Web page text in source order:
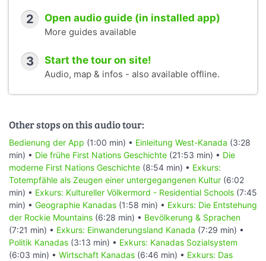
2 Open audio guide (in installed app)
More guides available
3 Start the tour on site!
Audio, map & infos - also available offline.
Other stops on this audio tour:
Bedienung der App (1:00 min) • Einleitung West-Kanada (3:28
min) • Die frühe First Nations Geschichte (21:53 min) • Die
moderne First Nations Geschichte (8:54 min) • Exkurs:
Totempfähle als Zeugen einer untergegangenen Kultur (6:02
min) • Exkurs: Kultureller Völkermord - Residential Schools (7:45
min) • Geographie Kanadas (1:58 min) • Exkurs: Die Entstehung
der Rockie Mountains (6:28 min) • Bevölkerung & Sprachen
(7:21 min) • Exkurs: Einwanderungsland Kanada (7:29 min) •
Politik Kanadas (3:13 min) • Exkurs: Kanadas Sozialsystem
(6:03 min) • Wirtschaft Kanadas (6:46 min) • Exkurs: Das